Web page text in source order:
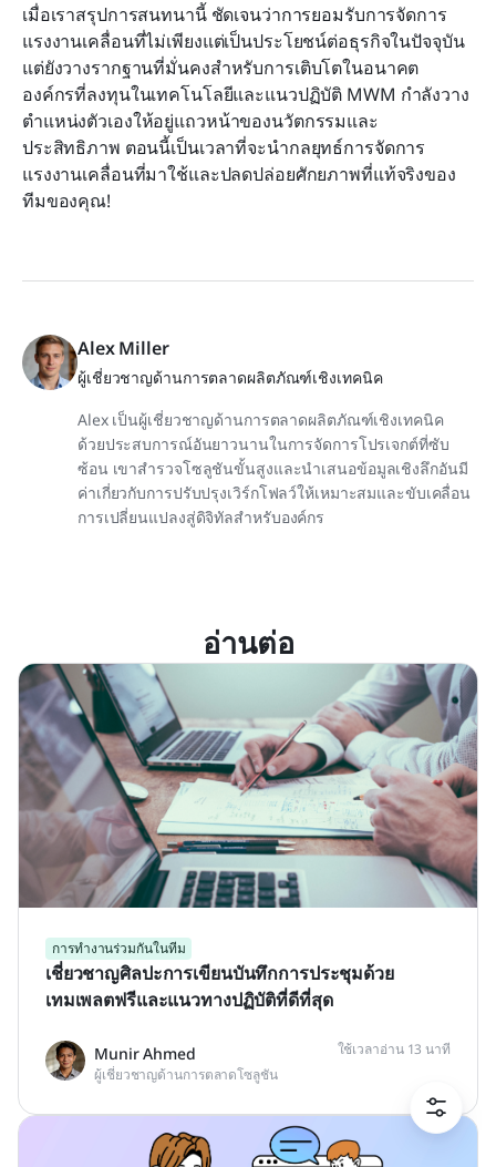
เมื่อเราสรุปการสนทนานี้ ชัดเจนว่าการยอมรับการจัดการ
แรงงานเคลื่อนที่ไม่เพียงแต่เป็นประโยชน์ต่อธุรกิจในปัจจุบัน
แต่ยังวางรากฐานที่มั่นคงสำหรับการเติบโตในอนาคต
องค์กรที่ลงทุนในเทคโนโลยีและแนวปฏิบัติ MWM กำลังวาง
ตำแหน่งตัวเองให้อยู่แถวหน้าของนวัตกรรมและ
ประสิทธิภาพ ตอนนี้เป็นเวลาที่จะนำกลยุทธ์การจัดการ
แรงงานเคลื่อนที่มาใช้และปลดปล่อยศักยภาพที่แท้จริงของ
ทีมของคุณ!
Alex Miller
ผู้เชี่ยวชาญด้านการตลาดผลิตภัณฑ์เชิงเทคนิค
Alex เป็นผู้เชี่ยวชาญด้านการตลาดผลิตภัณฑ์เชิงเทคนิค
ด้วยประสบการณ์อันยาวนานในการจัดการโปรเจกต์ที่ซับ
ซ้อน เขาสำรวจโซลูชันขั้นสูงและนำเสนอข้อมูลเชิงลึกอันมี
ค่าเกี่ยวกับการปรับปรุงเวิร์กโฟลว์ให้เหมาะสมและขับเคลื่อน
การเปลี่ยนแปลงสู่ดิจิทัลสำหรับองค์กร
อ่านต่อ
การทำงานร่วมกันในทีม
เชี่ยวชาญศิลปะการเขียนบันทึกการประชุมด้วย
เทมเพลตฟรีและแนวทางปฏิบัติที่ดีที่สุด
Munir Ahmed
ผู้เชี่ยวชาญด้านการตลาดโซลูชัน
ใช้เวลาอ่าน 13 นาที